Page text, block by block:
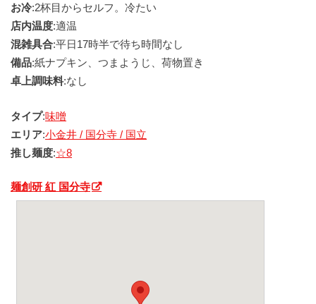
お冷:2杯目からセルフ。冷たい
店内温度:適温
混雑具合:平日17時半で待ち時間なし
備品:紙ナプキン、つまようじ、荷物置き
卓上調味料:なし
タイプ:味噌
エリア:小金井 / 国分寺 / 国立
推し麺度:☆8
麺創研 紅 国分寺